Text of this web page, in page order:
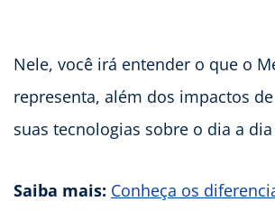
Nele, você irá entender o que o
representa, além dos impactos de
suas tecnologias sobre o dia a
Saiba mais: Conheça os